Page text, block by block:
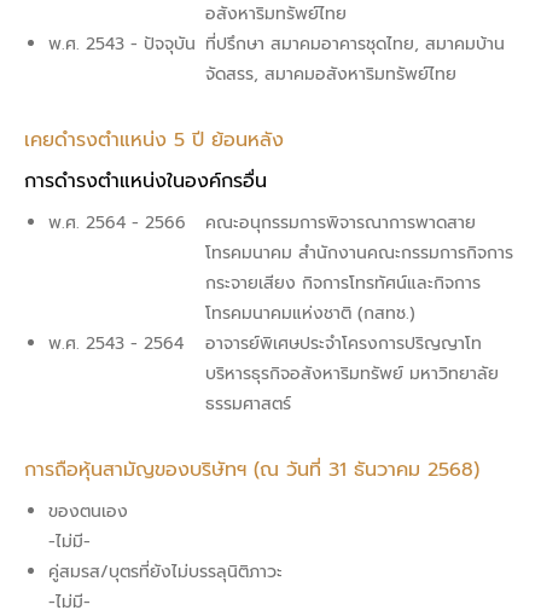
อสังหาริมทรัพย์ไทย
พ.ศ. 2543 - ปัจจุบัน ที่ปรึกษา สมาคมอาคารชุดไทย, สมาคมบ้าน
จัดสรร, สมาคมอสังหาริมทรัพย์ไทย
เคยดำรงตำแหน่ง 5 ปี ย้อนหลัง
การดํารงตําแหน่งในองค์กรอื่น
พ.ศ. 2564 - 2566
คณะอนุกรรมการพิจารณาการพาดสาย
โทรคมนาคม สำนักงานคณะกรรมการกิจการ
กระจายเสียง กิจการโทรทัศน์และกิจการ
โทรคมนาคมแห่งชาติ (กสทช.)
พ.ศ. 2543 - 2564
อาจารย์พิเศษประจำโครงการปริญญาโท
บริหารธุรกิจอสังหาริมทรัพย์ มหาวิทยาลัย
ธรรมศาสตร์
การถือหุ้นสามัญของบริษัทฯ (ณ วันที่ 31 ธันวาคม 2568)
ของตนเอง
-ไม่มี-
คู่สมรส/บุตรที่ยังไม่บรรลุนิติภาวะ
-ไม่มี-